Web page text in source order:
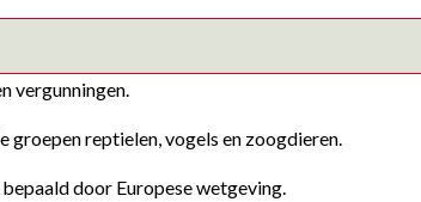
vergunningen.
groepen reptielen, vogels en zoogdieren.
door Europese wetgeving.